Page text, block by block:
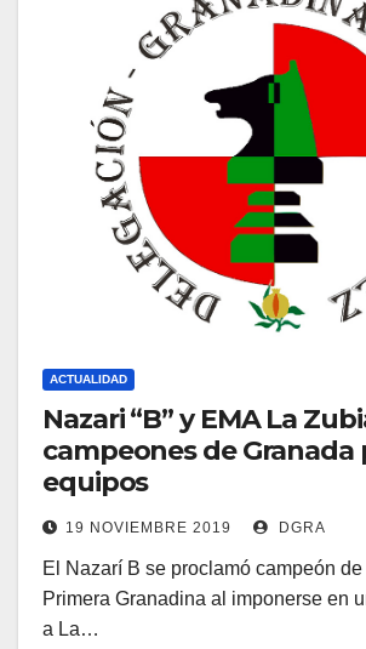
ACTUALIDAD
Nazari “B” y EMA La
campeones de Granada
equipos
19 NOVIEMBRE 2019 DGRA
El Nazarí B se proclamó campeón
Primera Granadina al imponerse en
a La…